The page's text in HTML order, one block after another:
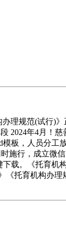
理规范(试行)》
2024年4月！
板，人员分工
施行，成立微
载。《托育机
《托育机构办理